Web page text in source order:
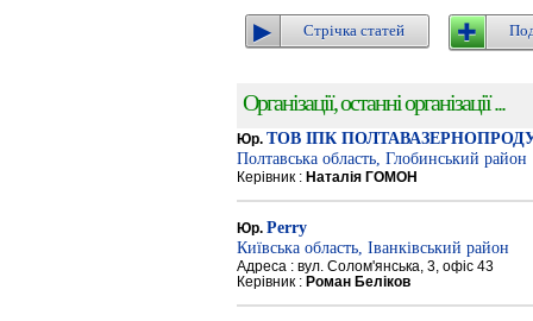
Стрічка статей
Організації, останні організації ...
Юр. ТОВ ІПК
Полтавська область, Глобинський район
Керівник : Наталія ГОМОН
Юр. Perry
Київська область, Іванківський район
Адреса : вул. Солом'янська, 3, офіс 43
Керівник : Роман Беліков